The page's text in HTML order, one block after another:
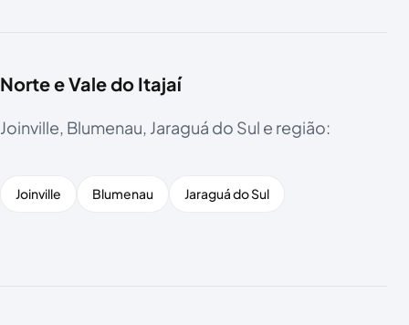
Norte e Vale do Itajaí
Joinville, Blumenau, Jaraguá do Sul e região:
Joinville Blumenau Jaraguá do Sul